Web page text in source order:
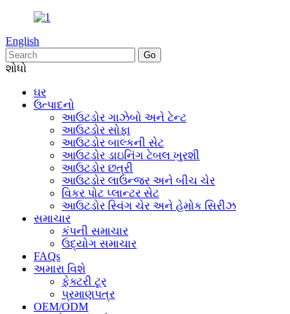
English
શોધો
ઘર
ઉત્પાદનો
આઉટડોર ગાઝેબો અને ટેન્ટ
આઉટડોર સોફા
આઉટડોર બાલ્કની સેટ
આઉટડોર ડાઇનિંગ ટેબલ ખુરશી
આઉટડોર છત્રી
આઉટડોર લાઉન્જર અને બીચ ચેર
વિકર પોટ પ્લાન્ટર સેટ
આઉટડોર સ્વિંગ ચેર અને હેમોક સિરીઝ
સમાચાર
કંપની સમાચાર
ઉદ્યોગ સમાચાર
FAQs
અમારા વિશે
ફેક્ટરી ટૂર
પ્રમાણપત્ર
OEM/ODM